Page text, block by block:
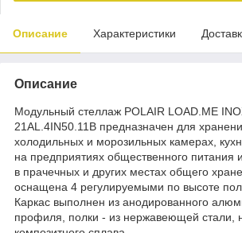
Описание Характеристики
Описание
Модульный стеллаж POLAIR LOAD.ME
21AL.4IN50.11B предназначен для
холодильных и морозильных камерах,
на предприятиях общественного питания
в прачечных и других местах общего
оснащена 4 регулируемыми по высоте
Каркас выполнен из анодированного
профиля, полки - из нержавеющей стали,